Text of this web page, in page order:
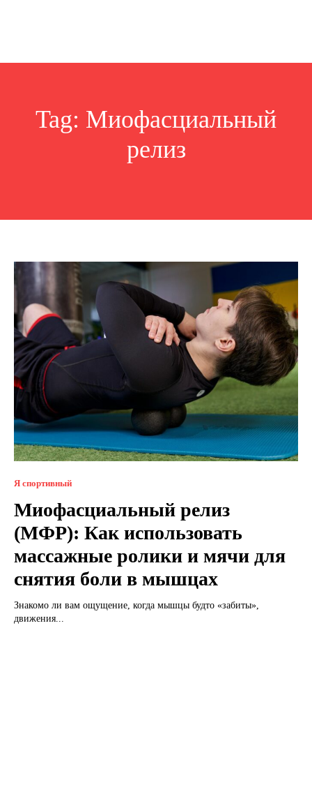
Tag: Миофасциальный
релиз
Я спортивный
Миофасциальный релиз
(МФР): Как использовать
массажные ролики и мячи для
снятия боли в мышцах
Знакомо ли вам ощущение, когда мышцы будто «забиты»,
движения...